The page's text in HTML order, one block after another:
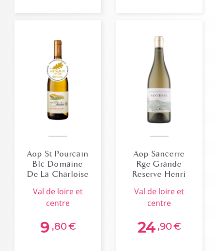
Aop St Pourcain
Blc Domaine
De La Charloise
val de loire et
centre
9 ,80€
Aop Sancerre
Rge Grande
Reserve Henri
2023
val de loire et
centre
24 ,90€